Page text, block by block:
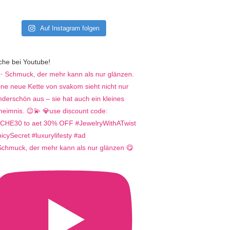
Auf Instagram folgen
bei Youtube!
der mehr kann als nur glänzen 😋